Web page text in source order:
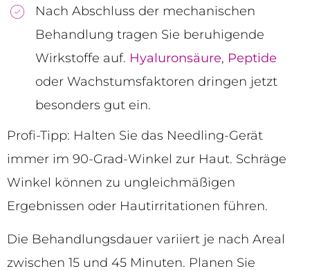
Nach Abschluss der mechanischen
Behandlung tragen Sie beruhigende
Wirkstoffe auf. Hyaluronsäure, Peptide
oder Wachstumsfaktoren dringen jetzt
besonders gut ein.
Profi-Tipp: Halten Sie das Needling-Gerät
immer im 90-Grad-Winkel zur Haut. Schräge
Winkel können zu ungleichmäßigen
Ergebnissen oder Hautirritationen führen.
Die Behandlungsdauer variiert je nach Areal
zwischen 15 und 45 Minuten. Planen Sie